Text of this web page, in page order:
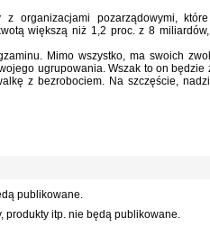
organizacjami pozarządowymi,
większą niż 1,2 proc. z 8 miliardów,
Mimo wszystko, ma swoich
ugrupowania. Wszak to on będzie
z bezrobociem. Na szczęście,
publikowane.
produkty itp. nie będą publikowane.